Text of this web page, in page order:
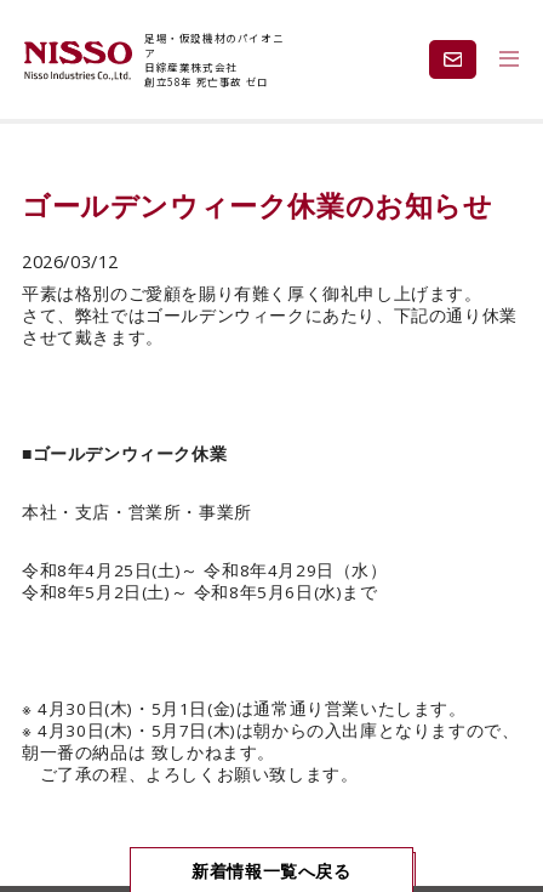
足場・仮設機材のパイオニ
ア
日綜産業株式会社
創立58年 死亡事故 ゼロ
企業情報 製品情報
現場紹介
安全と技術力
見積依頼・
カタログダウンロード
ゴールデンウィーク休業のお知らせ
2026/03/12
平素は格別のご愛顧を賜り有難く厚く御礼申し上げます。
さて、弊社ではゴールデンウィークにあたり、下記の通り休業
させて戴きます。
■ゴールデンウィーク休業
本社・支店・営業所・事業所
令和8年4月25日(土)～ 令和8年4月29日（水）
令和8年5月2日(土)～ 令和8年5月6日(水)まで
※ 4月30日(木)・5月1日(金)は通常通り営業いたします。
※ 4月30日(木)・5月7日(木)は朝からの入出庫となりますので、
朝一番の納品は 致しかねます。
ご了承の程、よろしくお願い致します。
新着情報一覧へ戻る